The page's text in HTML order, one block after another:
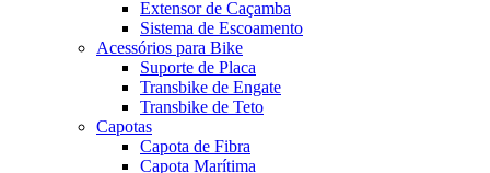
Extensor de Caçamba
Sistema de Escoamento
Acessórios para Bike
Suporte de Placa
Transbike de Engate
Transbike de Teto
Capotas
Capota de Fibra
Capota Marítima